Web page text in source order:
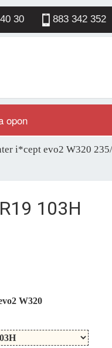
30 883 342 352
opon
i*cept evo2 W320
103H
W320